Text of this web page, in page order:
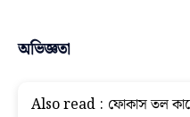
অভিজ্ঞতা
Also read : ফোকাস তল